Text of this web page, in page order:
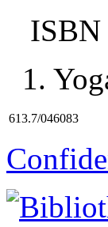
ISBN
1.
613.7/046083